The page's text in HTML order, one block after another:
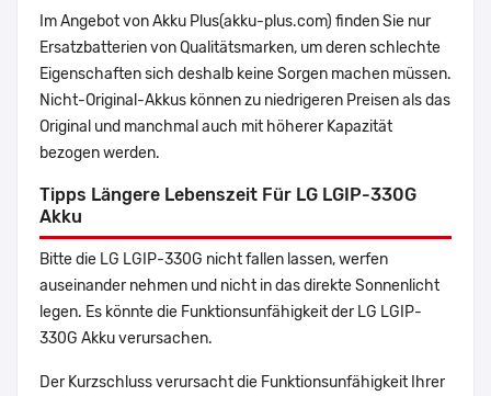
Im Angebot von Akku Plus(akku-plus.com) finden Sie nur
Ersatzbatterien von Qualitätsmarken, um deren schlechte
Eigenschaften sich deshalb keine Sorgen machen müssen.
Nicht-Original-Akkus können zu niedrigeren Preisen als das
Original und manchmal auch mit höherer Kapazität
bezogen werden.
Tipps Längere Lebenszeit Für LG LGIP-330G
Akku
Bitte die LG LGIP-330G nicht fallen lassen, werfen
auseinander nehmen und nicht in das direkte Sonnenlicht
legen. Es könnte die Funktionsunfähigkeit der LG LGIP-
330G Akku verursachen.
Der Kurzschluss verursacht die Funktionsunfähigkeit Ihrer